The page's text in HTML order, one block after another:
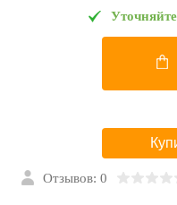
Отзывов: 0